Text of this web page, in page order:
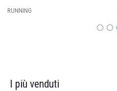
RUNNING
I più venduti